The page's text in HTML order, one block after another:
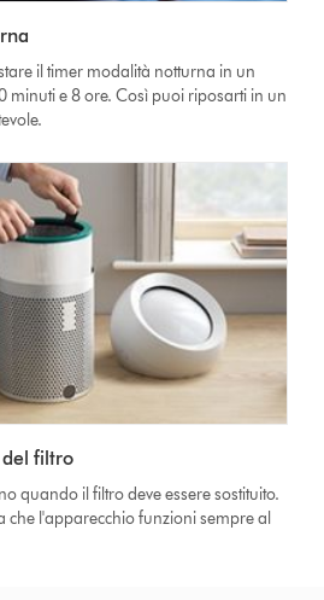
il timer modalità notturna in un
minuti e 8 ore. Così puoi riposarti in un
del filtro
quando il filtro deve essere sostituito.
che l'apparecchio funzioni sempre al